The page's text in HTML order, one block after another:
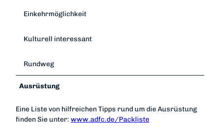
Einkehrmöglichkeit
Kulturell interessant
Rundweg
Ausrüstung
Eine Liste von hilfreichen Tipps rund um die Ausrüstung
finden Sie unter: www.adfc.de/Packliste